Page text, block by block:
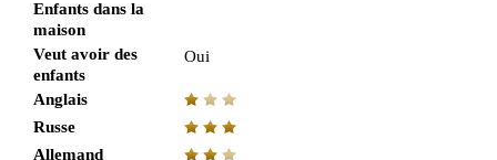
Enfants dans la
maison
Veut avoir des
enfants
Oui
Anglais
Russe
Allemand